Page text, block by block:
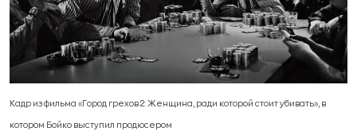
Кадр из фильма «Город грехов 2: Женщина, ради которой стоит убивать», в
котором Бойко выступил продюсером